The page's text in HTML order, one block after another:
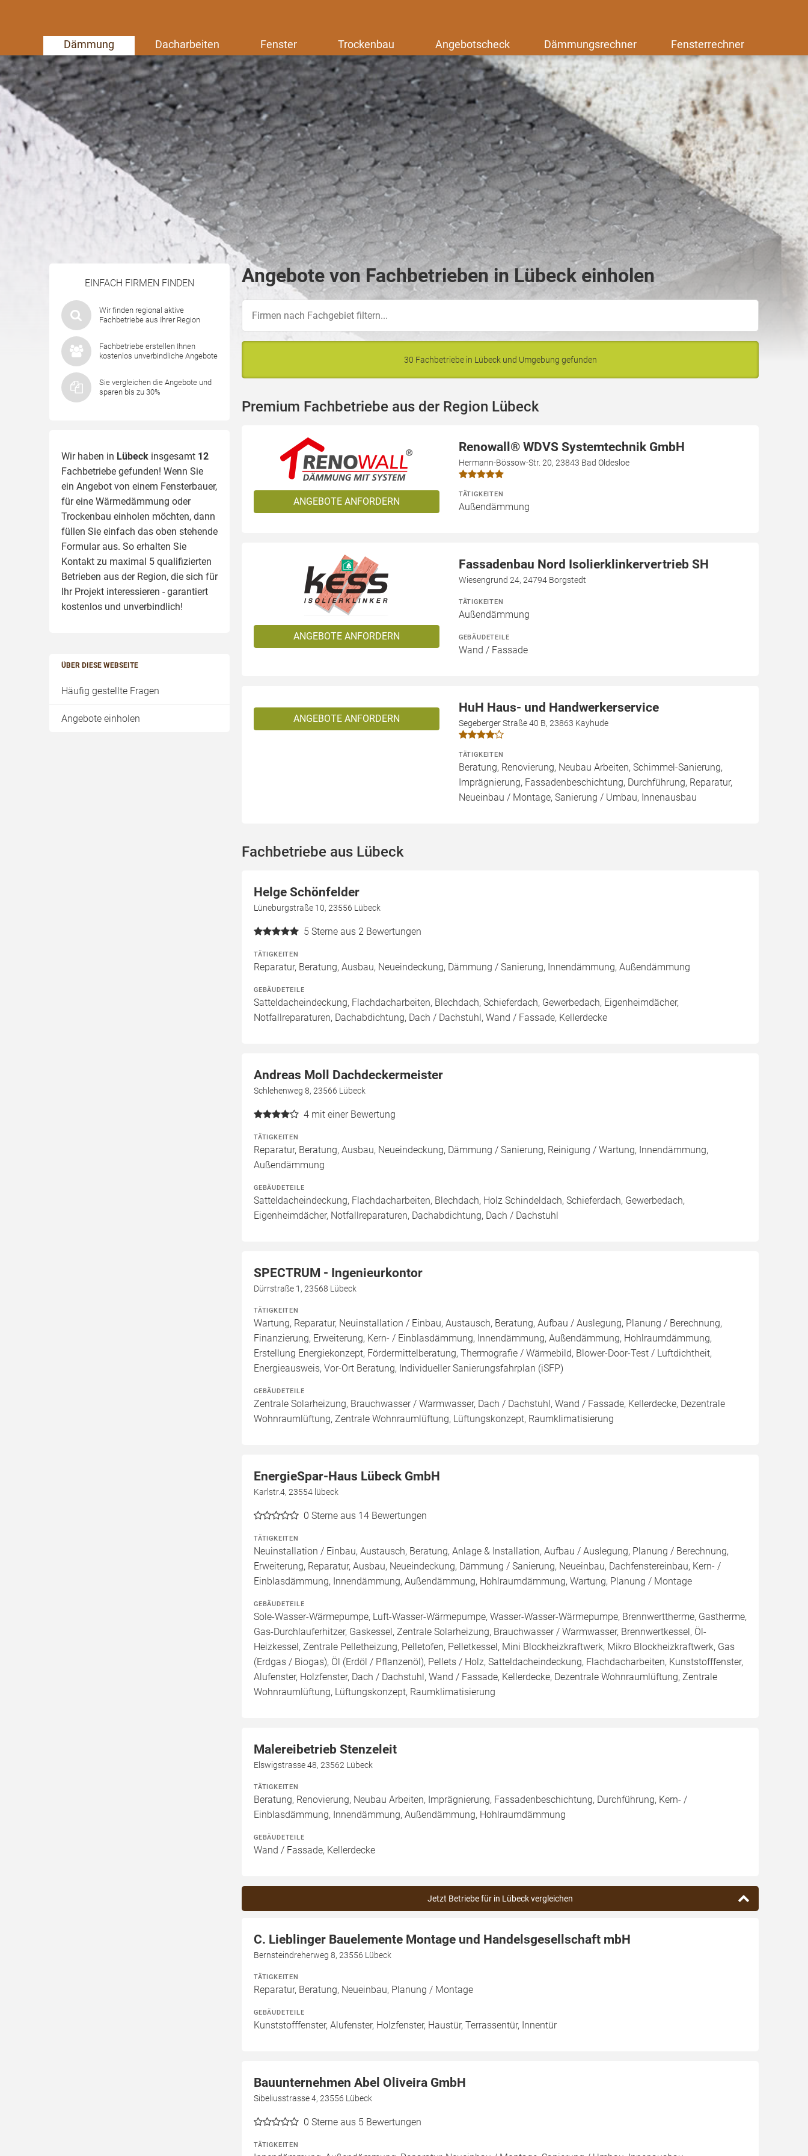
Dämmung Dacharbeiten Fenster Trockenbau Angebotscheck Dämmungsrechner Fensterrechner
EINFACH FIRMEN FINDEN
Wir finden regional aktive
Fachbetriebe aus Ihrer Region
Fachbetriebe erstellen Ihnen
kostenlos unverbindliche Angebote
Sie vergleichen die Angebote und
sparen bis zu 30%
Wir haben in Lübeck insgesamt 12
Fachbetriebe gefunden! Wenn Sie
ein Angebot von einem Fensterbauer,
für eine Wärmedämmung oder
Trockenbau einholen möchten, dann
füllen Sie einfach das oben stehende
Formular aus. So erhalten Sie
Kontakt zu maximal 5 qualifizierten
Betrieben aus der Region, die sich für
Ihr Projekt interessieren - garantiert
kostenlos und unverbindlich!
ÜBER DIESE WEBSEITE
Häufig gestellte Fragen
Angebote einholen
Angebote von Fachbetrieben in Lübeck einholen
30 Fachbetriebe in Lübeck und Umgebung gefunden
Premium Fachbetriebe aus der Region Lübeck
ANGEBOTE ANFORDERN
Renowall® WDVS Systemtechnik GmbH
Hermann-Bössow-Str. 20, 23843 Bad Oldesloe
TÄTIGKEITEN
Außendämmung
ANGEBOTE ANFORDERN
Fassadenbau Nord Isolierklinkervertrieb SH
Wiesengrund 24, 24794 Borgstedt
TÄTIGKEITEN
Außendämmung
GEBÄUDETEILE
Wand / Fassade
ANGEBOTE ANFORDERN
HuH Haus- und Handwerkerservice
Segeberger Straße 40 B, 23863 Kayhude
TÄTIGKEITEN
Beratung, Renovierung, Neubau Arbeiten, Schimmel-Sanierung,
Imprägnierung, Fassadenbeschichtung, Durchführung, Reparatur,
Neueinbau / Montage, Sanierung / Umbau, Innenausbau
Fachbetriebe aus Lübeck
Helge Schönfelder
Lüneburgstraße 10, 23556 Lübeck
5 Sterne aus 2 Bewertungen
TÄTIGKEITEN
Reparatur, Beratung, Ausbau, Neueindeckung, Dämmung / Sanierung, Innendämmung, Außendämmung
GEBÄUDETEILE
Satteldacheindeckung, Flachdacharbeiten, Blechdach, Schieferdach, Gewerbedach, Eigenheimdächer,
Notfallreparaturen, Dachabdichtung, Dach / Dachstuhl, Wand / Fassade, Kellerdecke
Andreas Moll Dachdeckermeister
Schlehenweg 8, 23566 Lübeck
4 mit einer Bewertung
TÄTIGKEITEN
Reparatur, Beratung, Ausbau, Neueindeckung, Dämmung / Sanierung, Reinigung / Wartung, Innendämmung,
Außendämmung
GEBÄUDETEILE
Satteldacheindeckung, Flachdacharbeiten, Blechdach, Holz Schindeldach, Schieferdach, Gewerbedach,
Eigenheimdächer, Notfallreparaturen, Dachabdichtung, Dach / Dachstuhl
SPECTRUM - Ingenieurkontor
Dürrstraße 1, 23568 Lübeck
TÄTIGKEITEN
Wartung, Reparatur, Neuinstallation / Einbau, Austausch, Beratung, Aufbau / Auslegung, Planung / Berechnung,
Finanzierung, Erweiterung, Kern- / Einblasdämmung, Innendämmung, Außendämmung, Hohlraumdämmung,
Erstellung Energiekonzept, Fördermittelberatung, Thermografie / Wärmebild, Blower-Door-Test / Luftdichtheit,
Energieausweis, Vor-Ort Beratung, Individueller Sanierungsfahrplan (iSFP)
GEBÄUDETEILE
Zentrale Solarheizung, Brauchwasser / Warmwasser, Dach / Dachstuhl, Wand / Fassade, Kellerdecke, Dezentrale
Wohnraumlüftung, Zentrale Wohnraumlüftung, Lüftungskonzept, Raumklimatisierung
EnergieSpar-Haus Lübeck GmbH
Karlstr.4, 23554 lübeck
0 Sterne aus 14 Bewertungen
TÄTIGKEITEN
Neuinstallation / Einbau, Austausch, Beratung, Anlage & Installation, Aufbau / Auslegung, Planung / Berechnung,
Erweiterung, Reparatur, Ausbau, Neueindeckung, Dämmung / Sanierung, Neueinbau, Dachfenstereinbau, Kern- /
Einblasdämmung, Innendämmung, Außendämmung, Hohlraumdämmung, Wartung, Planung / Montage
GEBÄUDETEILE
Sole-Wasser-Wärmepumpe, Luft-Wasser-Wärmepumpe, Wasser-Wasser-Wärmepumpe, Brennwerttherme, Gastherme,
Gas-Durchlauferhitzer, Gaskessel, Zentrale Solarheizung, Brauchwasser / Warmwasser, Brennwertkessel, Öl-
Heizkessel, Zentrale Pelletheizung, Pelletofen, Pelletkessel, Mini Blockheizkraftwerk, Mikro Blockheizkraftwerk, Gas
(Erdgas / Biogas), Öl (Erdöl / Pflanzenöl), Pellets / Holz, Satteldacheindeckung, Flachdacharbeiten, Kunststofffenster,
Alufenster, Holzfenster, Dach / Dachstuhl, Wand / Fassade, Kellerdecke, Dezentrale Wohnraumlüftung, Zentrale
Wohnraumlüftung, Lüftungskonzept, Raumklimatisierung
Malereibetrieb Stenzeleit
Elswigstrasse 48, 23562 Lübeck
TÄTIGKEITEN
Beratung, Renovierung, Neubau Arbeiten, Imprägnierung, Fassadenbeschichtung, Durchführung, Kern- /
Einblasdämmung, Innendämmung, Außendämmung, Hohlraumdämmung
GEBÄUDETEILE
Wand / Fassade, Kellerdecke
Jetzt Betriebe für in Lübeck vergleichen
C. Lieblinger Bauelemente Montage und Handelsgesellschaft mbH
Bernsteindreherweg 8, 23556 Lübeck
TÄTIGKEITEN
Reparatur, Beratung, Neueinbau, Planung / Montage
GEBÄUDETEILE
Kunststofffenster, Alufenster, Holzfenster, Haustür, Terrassentür, Innentür
Bauunternehmen Abel Oliveira GmbH
Sibeliusstrasse 4, 23556 Lübeck
0 Sterne aus 5 Bewertungen
TÄTIGKEITEN